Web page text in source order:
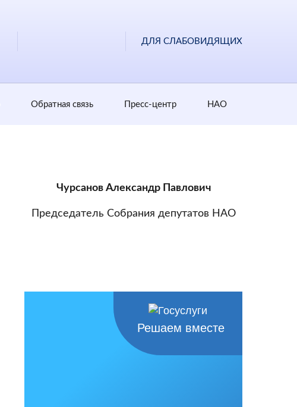
ДЛЯ СЛАБОВИДЯЩИХ
Обратная cвязь Пресс-центр НАО
Чурсанов Александр Павлович
Председатель Собрания депутатов НАО
Решаем вместе